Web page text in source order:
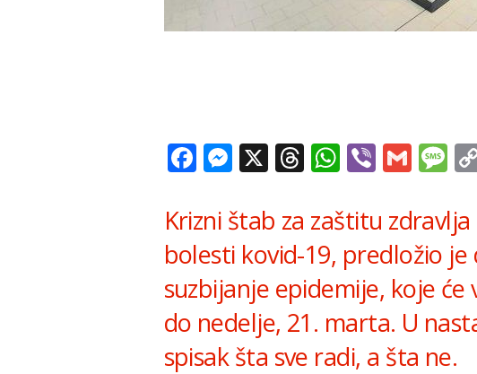
Facebook
Messenger
X Threads
WhatsApp
Viber
Krizni štab za zaštitu
bolesti kovid-19, predložio je
suzbijanje epidemije, koje
do nedelje, 21. marta. U
spisak šta sve radi, a šta ne.